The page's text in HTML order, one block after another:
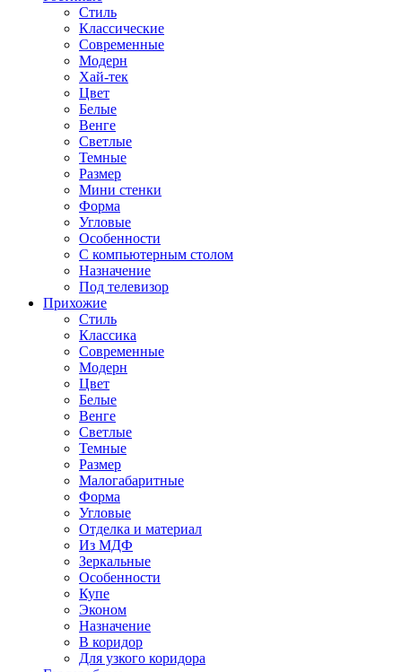
Стиль
Классические
Современные
Модерн
Хай-тек
Цвет
Белые
Венге
Светлые
Темные
Размер
Мини стенки
Форма
Угловые
Особенности
С компьютерным столом
Назначение
Под телевизор
Прихожие
Стиль
Классика
Современные
Модерн
Цвет
Белые
Венге
Светлые
Темные
Размер
Малогабаритные
Форма
Угловые
Отделка и материал
Из МДФ
Зеркальные
Особенности
Купе
Эконом
Назначение
В коридор
Для узкого коридора